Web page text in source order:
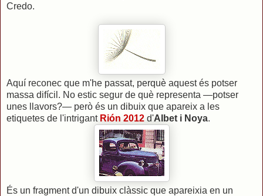
Credo.
Aquí reconec que m'he passat, perquè aquest és potser
massa difícil. No estic segur de què representa —potser
unes llavors?— però és un dibuix que apareix a les
etiquetes de l'intrigant Rión 2012 d'Albet i Noya.
És un fragment d'un dibuix clàssic que apareixia en un